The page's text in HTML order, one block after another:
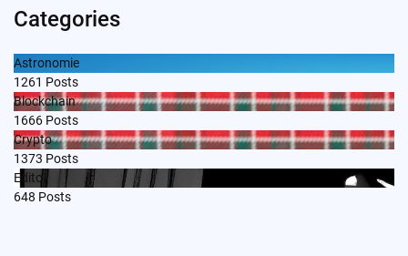
Categories
Astronomie
1261 Posts
Blockchain
1666 Posts
Crypto
1373 Posts
Edito
648 Posts